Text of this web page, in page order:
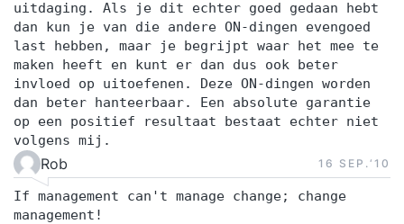
uitdaging. Als je dit echter goed gedaan hebt
dan kun je van die andere ON-dingen evengoed
last hebben, maar je begrijpt waar het mee te
maken heeft en kunt er dan dus ook beter
invloed op uitoefenen. Deze ON-dingen worden
dan beter hanteerbaar. Een absolute garantie
op een positief resultaat bestaat echter niet
volgens mij.
Rob 16 SEP.‘10
If management can't manage change; change
management!